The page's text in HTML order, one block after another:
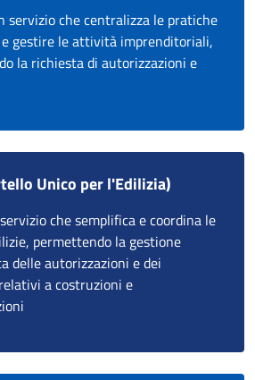
servizio che centralizza le pratiche
gestire le attività imprenditoriali,
la richiesta di autorizzazioni e
Unico per l'Edilizia)
che semplifica e coordina le
permettendo la gestione
delle autorizzazioni e dei
a costruzioni e